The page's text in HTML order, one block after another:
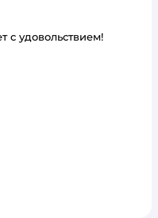
с удовольствием!